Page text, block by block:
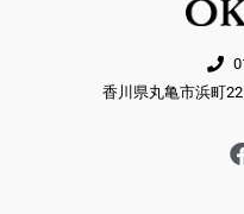
香川県丸亀市浜町